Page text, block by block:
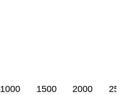
1000 1500 2000